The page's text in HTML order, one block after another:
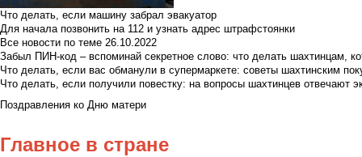
Что делать, если машину забрал эвакуатор
Для начала позвонить на 112 и узнать адрес штрафстоянки
Все новости по теме 26.10.2022
Забыл ПИН-код – вспоминай секретное слово: что делать шахтинцам,
Что делать, если вас обманули в супермаркете: советы шахтинским
Что делать, если получили повестку: на вопросы шахтинцев отвечают
Поздравления ко Дню матери
Главное в стране